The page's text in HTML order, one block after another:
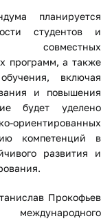
планируется
студентов и
совместных
программ, а также
включая
и повышения
будет уделено
компетенций в
развития и
Прокофьев